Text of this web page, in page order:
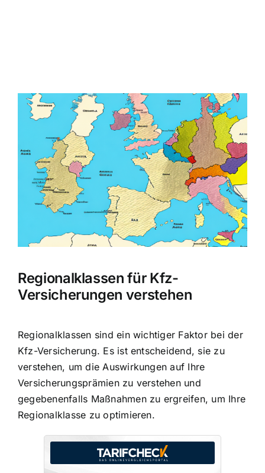
Zeige
grösseres
Regionalklassen für Kfz-
Versicherungen verstehen
Regionalklassen sind ein wichtiger Faktor bei der
Kfz-Versicherung. Es ist entscheidend, sie zu
verstehen, um die Auswirkungen auf Ihre
Versicherungsprämien zu verstehen und
gegebenenfalls Maßnahmen zu ergreifen, um Ihre
Regionalklasse zu optimieren.